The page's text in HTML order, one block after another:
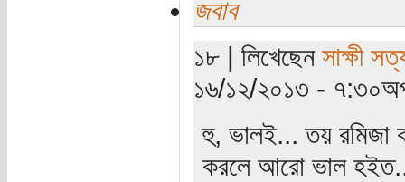
জবাব
১৮ | লিখেছেন সাক্ষী
১৬/১২/২০১৩ -
হু, ভালই... তয় রমিজা
করলে আরো ভাল